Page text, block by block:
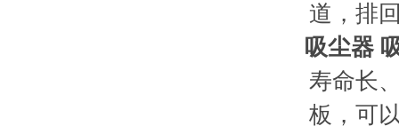
道，排
吸尘器
寿命长
板，可